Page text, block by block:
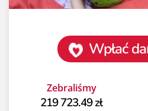
Wpłać
Zebraliśmy
219 723.49 zł